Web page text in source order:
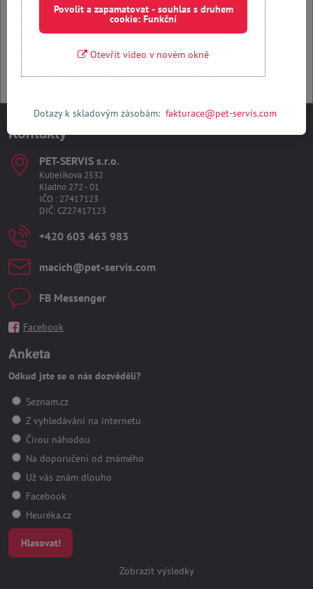
Kontakty
PET-SERVIS s​.r​.o​.
Kubelíkova 2532
Kladno 272 - 01
IČO : 27417123
DIČ: CZ27417123
+420 603 463 983
macich​@pet-servis​.com
FB Messenger
Facebook
Anketa
Odkud jste se o nás dozvěděli?
Seznam.cz
Z vyhledávání na internetu
Čirou náhodou
Na doporučení od známého
Už vás znám dlouho
Facebook
Heuréka.cz
Hlasovat!
Zobrazit výsledky
Povolit a zapamatovat - souhlas s druhem
cookie: Funkční
Otevřít video v novém okně
Dotazy k skladovým zásobám:fakturace@pet-servis.com